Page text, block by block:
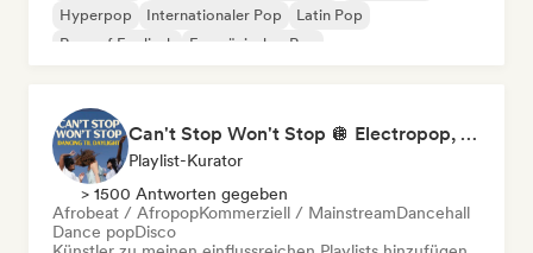
Hyperpop
Internationaler Pop
Latin Pop
Rap auf Englisch
Französischer Rap
Can't Stop Won't Stop 🪩 Electropop, Dance-Pop & Nu Disco
Playlist-Kurator
> 1500 Antworten gegeben
Afrobeat / AfropopKommerziell / MainstreamDancehall
Dance popDisco